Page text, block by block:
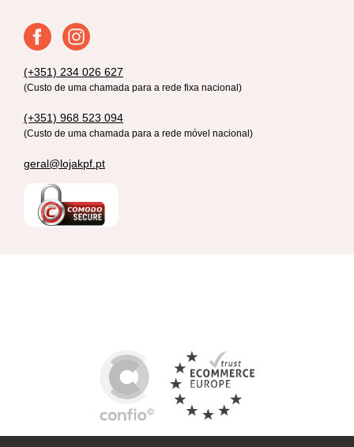
(+351) 234 026 627
(Custo de uma chamada para a rede fixa nacional)
(+351) 968 523 094
(Custo de uma chamada para a rede móvel nacional)
geral@lojakpf.pt